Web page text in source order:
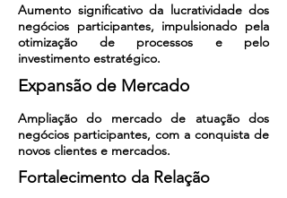
Aumento significativo da lucratividade dos
negócios participantes, impulsionado pela
otimização de processos e pelo
investimento estratégico.
​Expansão de Mercado
Ampliação do mercado de atuação dos
negócios participantes, com a conquista de
novos clientes e mercados.
​Fortalecimento da Relação